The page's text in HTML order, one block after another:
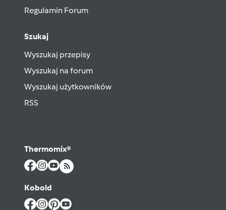
Regulamin Forum
Szukaj
Wyszukaj przepisy
Wyszukaj na forum
Wyszukaj użytkowników
RSS
Thermomix®
Kobold